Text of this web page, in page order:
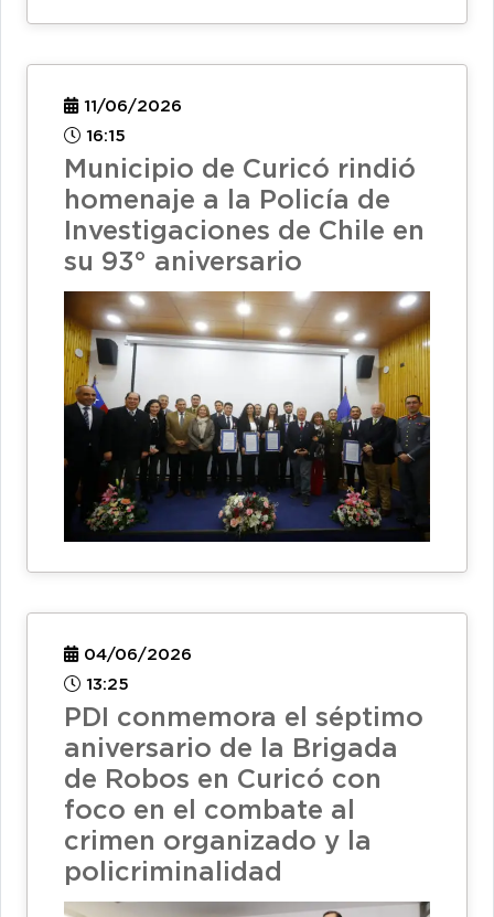
11/06/2026
16:15
Municipio de Curicó rindió
homenaje a la Policía de
Investigaciones de Chile en
su 93° aniversario
04/06/2026
13:25
PDI conmemora el séptimo
aniversario de la Brigada
de Robos en Curicó con
foco en el combate al
crimen organizado y la
policriminalidad